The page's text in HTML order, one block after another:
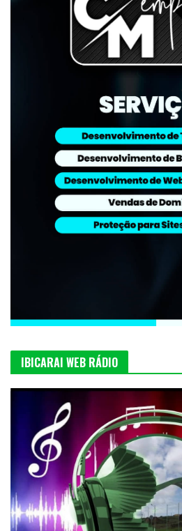
IBICARAI WEB RÁDIO